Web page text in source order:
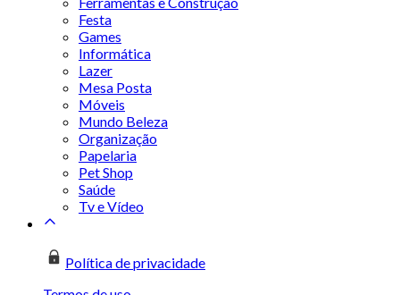
Festa
Games
Informática
Lazer
Mesa Posta
Móveis
Mundo Beleza
Organização
Papelaria
Pet Shop
Saúde
Tv e Vídeo
Política de privacidade